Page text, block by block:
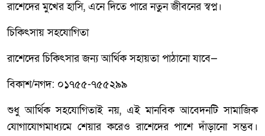
রাশেদের মুখের হাসি, এনে দিতে পারে নতুন জীবনের স্বপ্ন।
চিকিৎসায় সহযোগিতা
রাশেদের চিকিৎসার জন্য আর্থিক সহায়তা পাঠানো যাবে—
বিকাশ/নগদ: ০১৭৫৫-৭৫৫২৯৯
শুধু আর্থিক সহযোগিতাই নয়, এই মানবিক আবেদনটি সামাজিক
যোগাযোগমাধ্যমে শেয়ার করেও রাশেদের পাশে দাঁড়ানো সম্ভব।